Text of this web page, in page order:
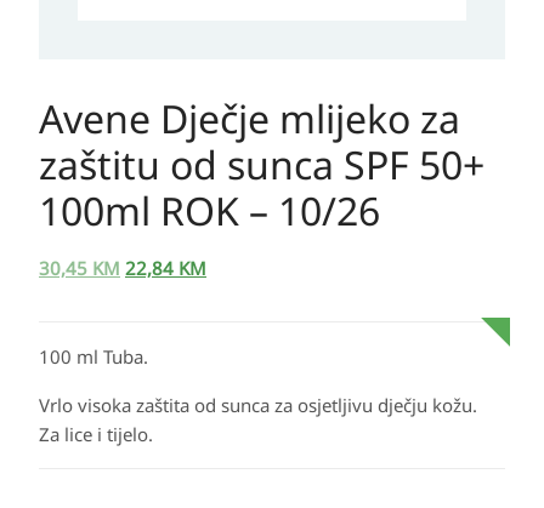
Avene Dječje mlijeko za
zaštitu od sunca SPF 50+
100ml ROK – 10/26
30,45 KM 22,84 KM
100 ml Tuba.
Vrlo visoka zaštita od sunca za osjetljivu dječju kožu.
Za lice i tijelo.